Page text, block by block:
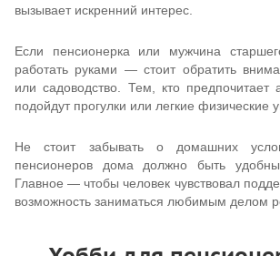
вызывает искренний интерес.
Если пенсионерка или мужчина
работать руками — стоит обратить
или садоводство. Тем, кто
подойдут прогулки или легкие физические
Не стоит забывать о домашних
пенсионеров дома должно быть
Главное — чтобы человек чувствовал
возможность заниматься любимым делом